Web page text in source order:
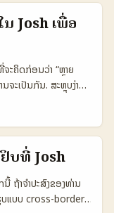
ຕໍ່ຈໍານວນນ້ອຍ
studio tools
ສຳລັບແນວຄ່າ
educational clips
Josh ໂປກັບທີ່ເປັນ
ດັ່ງກັນໄດ້ງ່າຍ, ໃນ
ງຫຼາຍສໍາລັບ
Monthly Active
High
(bench)
Varies
Excellent Good
Marketplaces
ນຄວາມແຕກຕ່າງ:
ແລະເປັນແພດຟໍມທີ່
Shorts ມີຄວາມ
apps
ສໍາລັບການເຂົ້າເຖິງ
ຮົາເຫັນວ່າບຣານສີນຄ້າ
ານກັບນັກດົນຕີທ່ານ
ງ Josh ແລະແນວຄືນ
ຫຼີມສິ່ງທີ່ແນະນຳທາງ
ນປະກອບຂໍ້ສຳຄັນທີ່ຈະ
ໂດຍຜ່ານ
ອບກິດການຕໍ່ກັບບຣານ
800.000
Deal (USD)
7 ມື້ 3 ມື້ 5 ມື້
ນດຶງດູດສະຖານະໃຫ້ສູງ
ວນໜ້ອຍ, ໃນຂະນະທີ່
Josh ເພື່ອ
ະຄິດກ່ອນວ່າ “ຫຼາຍ
ຈະເປັນກັນ. ສະຫຼຸບງ່າຍ
ນ່າສົນໃຈ (ຢ່າງ
ອນແບບການສະແດງ
ໃນລາວ, Josh ເປັນທີ່ນ
ານທາງພາກພື້ນພັນ —
ວມີເກືອບຮັບປະສົບການ
World Cup
ບການເຂົ້າມາລົງທຶນໃນ
ຮູ້ວ່າເວລາໃດສະຫຼຸບ
ບທີ່ Josh
ຖ້າຈຳປະສົງຂອງທ່ານ
ບແບບ cross-border,